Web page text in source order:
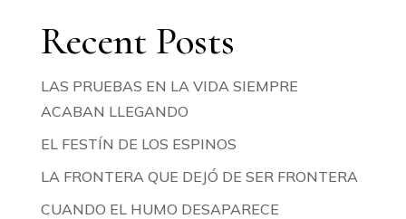
Recent Posts
LAS PRUEBAS EN LA VIDA SIEMPRE
ACABAN LLEGANDO
EL FESTÍN DE LOS ESPINOS
LA FRONTERA QUE DEJÓ DE SER FRONTERA
CUANDO EL HUMO DESAPARECE